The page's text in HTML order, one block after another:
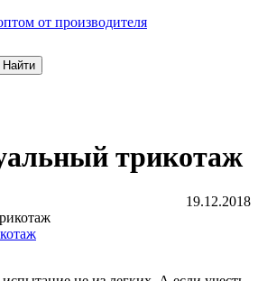
Найти
трикотаж
19.12.2018